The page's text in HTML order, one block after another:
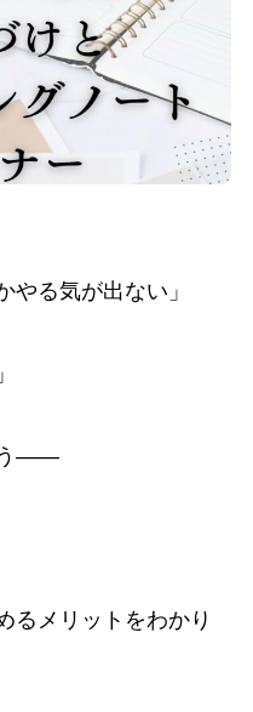
やる気が出ない」
う――
るメリットをわかり